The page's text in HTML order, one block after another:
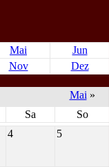
Mai
Jun
Nov Dez
Mai »
Sa
So
4 5